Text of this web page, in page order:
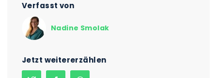
Verfasst von
Nadine Smolak
Jetzt weitererzählen